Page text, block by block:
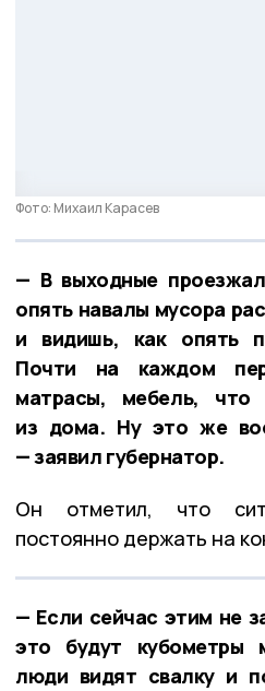
Фото: Михаил Карасев
— В выходные
опять навалы мусора
и видишь, как опять
Почти на каждом
матрасы, мебель, что
из дома. Ну это же
— заявил губернатор.
Он отметил, что
постоянно держать на
— Если сейчас этим не
это будут кубометры
люди видят свалку и